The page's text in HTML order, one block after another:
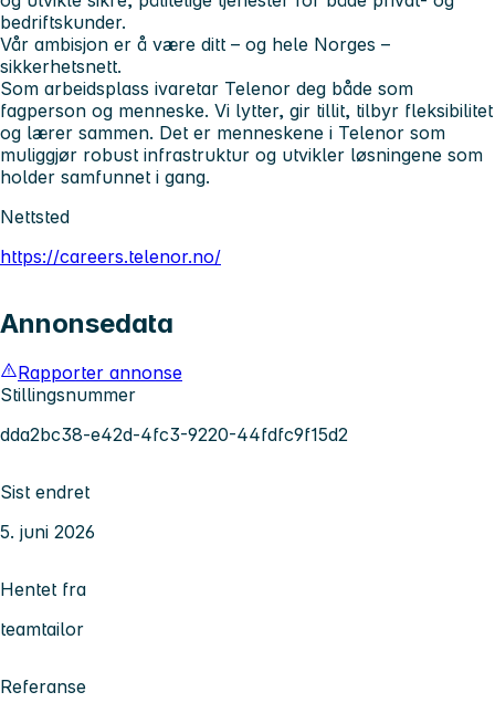
bedriftskunder.
Vår ambisjon er å være ditt – og hele Norges –
sikkerhetsnett.
Som arbeidsplass ivaretar Telenor deg både som
fagperson og menneske. Vi lytter, gir tillit, tilbyr fleksibilitet
og lærer sammen. Det er menneskene i Telenor som
muliggjør robust infrastruktur og utvikler løsningene som
holder samfunnet i gang.
Nettsted
https://careers.telenor.no/
Annonsedata
Rapporter annonse
Stillingsnummer
dda2bc38-e42d-4fc3-9220-44fdfc9f15d2
Sist endret
5. juni 2026
Hentet fra
teamtailor
Referanse